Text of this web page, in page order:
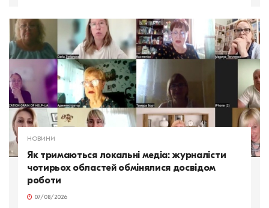
НОВИНИ
Як тримаються локальні медіа: журналісти
чотирьох областей обмінялися досвідом
роботи
07/08/2026